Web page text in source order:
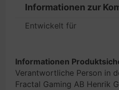
Informationen zur
Entwickelt für
Informationen
Verantwortliche Person in
Fractal Gaming AB Henrik